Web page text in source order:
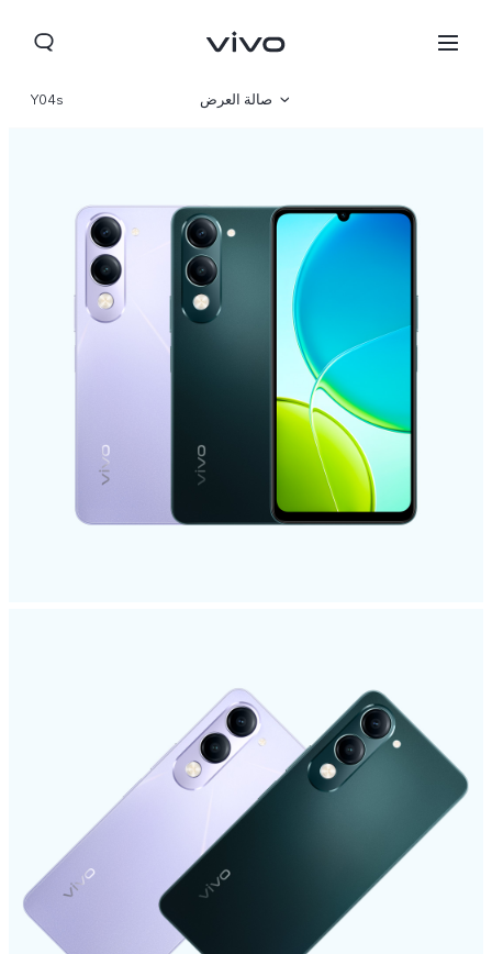
Bahrain(ar) | حدد البلد/المنطقة
Y04s صالة العرض
مواصفات المنتج